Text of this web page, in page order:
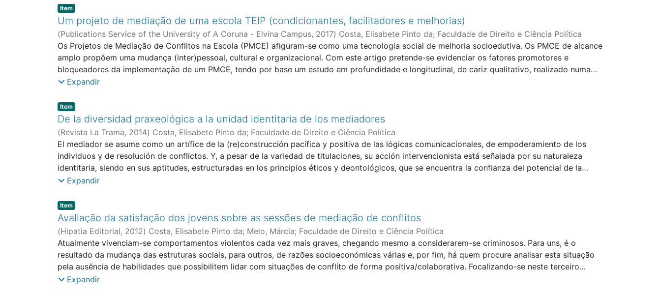
used, with semi-structured interviews with five teachers and opinion essays from nine students, with fourteen participants. The analysis was
carried out using the Nvivo software, triangulating the perceptions of the two groups of interviewees.Findings & Value added: The results allow us
to conclude that the participants are aware that collaborative work and the use of appropriate technological resources were essential to ensure
teaching and distance learning, including the evaluation process, despite mandatory confinement. Globally, the perceptions of the emergence of a
new educational paradigm are confirmed, based on the massive use of technological resources, which propelled the innovation of the teaching
and learning process. Nevertheless, both groups recognize that distance learning impoverishes the fundamental interpersonal dynamics in Higher
Education.
Item type:
Item,
Um projeto de mediação de uma escola TEIP (condicionantes, facilitadores e melhorias)
(Publications Service of the University of A Coruna - Elvina Campus, 2017) Costa, Elisabete Pinto da; Faculdade de Direito e Ciência Política
Os Projetos de Mediação de Conflitos na Escola (PMCE) afiguram-se como uma tecnologia social de melhoria socioedutiva. Os PMCE de alcance
amplo propõem uma mudança (inter)pessoal, cultural e organizacional. Com este artigo pretende-se evidenciar os fatores promotores e
bloqueadores da implementação de um PMCE, tendo por base um estudo em profundidade e longitudinal, de cariz qualitativo, realizado numa
Escola de 2º e 3º ciclos, Território Educativo de Intervenção Prioritária, na qual o projeto funciona desde 2009. Os resultados perimitiram
Expandir
Item type:
Item,
De la diversidad praxeológica a la unidad identitaria de los mediadores
(Revista La Trama, 2014) Costa, Elisabete Pinto da; Faculdade de Direito e Ciência Política
El mediador se asume como un artífice de la (re)construcción pacífica y positiva de las lógicas comunicacionales, de empoderamiento de los
individuos y de resolución de conflictos. Y, a pesar de la variedad de titulaciones, su acción intervencionista está señalada por su naturaleza
identitaria, siendo en sus aptitudes, estructuradas en los principios éticos y deontológicos, que se encuentra la confianza del potencial de la
mediación. Algunos mediadores disponen de leyes y/o códigos, en los cuales se definen los principios y normas de la ética teológica (de la
especialidades de la mediación disponen de diplomas específicos. Sin embargo, se reconoce el carácter transversal de tales principios,
entendiéndose, por ello, que deben ser específicos, y, sobre todo, comunes, configurando una dimensión unitaria y global de esta forma de
intervenir.
Expandir
Item type:
Item,
Avaliação da satisfação dos jovens sobre as sessões de mediação de conflitos
(Hipatia Editorial, 2012) Costa, Elisabete Pinto da; Melo, Márcia; Faculdade de Direito e Ciência Política
Atualmente vivenciam-se comportamentos violentos cada vez mais graves, chegando mesmo a considerarem-se criminosos. Para uns, é o
resultado da mudança das estruturas sociais, para outros, de razões socioeconómicas várias e, por fim, há quem procure analisar esta situação
pela ausência de habilidades que possibilitem lidar com situações de conflito de forma positiva/colaborativa. Focalizando-se neste terceiro
grupo de razões, advoga-se uma intervenção direta e incisiva nos sujeitos, especialmente nos jovens. Punir apenas não é suficiente, importa
Expandir